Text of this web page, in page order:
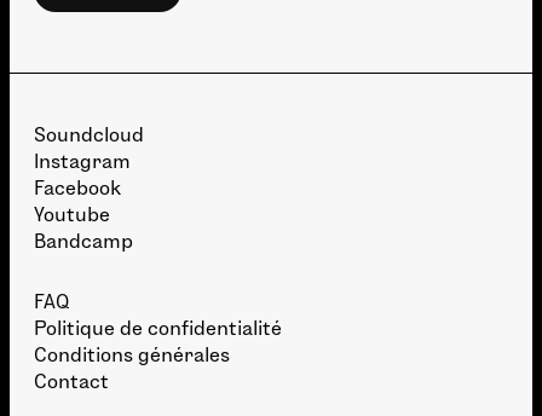
Soundcloud
Instagram
Facebook
Youtube
Bandcamp
FAQ
Politique de confidentialité
Conditions générales
Contact